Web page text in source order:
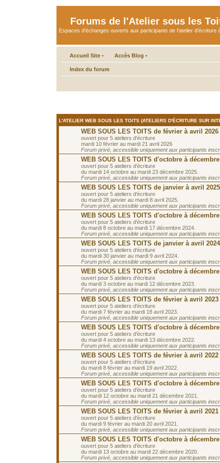
Forums de l'Atelier sous les
Espaces d'échanges ouverts aux participants de l'atelier d'écriture
Accueil Site • Accès Blog •
Index du forum
L'ATELIER WEB SOUS LES TOITS (ATELIERS D'ÉCRITURE SUR
WEB SOUS LES TOITS de février à avril 2026
ouvert pour 5 ateliers d'écriture
mardi 10 février au mardi 21 avril 2026
Forum privé, accessible uniquement aux participants
WEB SOUS LES TOITS d'octobre à décembre
ouvert pour 5 ateliers d'écriture
du mardi 14 octobre au mardi 23 décembre 2025.
Forum privé, accessible uniquement aux participants
WEB SOUS LES TOITS de janvier à avril 2025
ouvert pour 5 ateliers d'écriture
du mardi 28 janvier au mardi 8 avril 2025.
Forum privé, accessible uniquement aux participants
WEB SOUS LES TOITS d'octobre à décembre
ouvert pour 5 ateliers d'écriture
du mardi 8 octobre au mardi 17 décembre 2024.
Forum privé, accessible uniquement aux participants
WEB SOUS LES TOITS de janvier à avril 2024
ouvert pour 5 ateliers d'écriture
du mardi 30 janvier au mardi 9 avril 2024.
Forum privé, accessible uniquement aux participants
WEB SOUS LES TOITS d'octobre à décembre
ouvert pour 5 ateliers d'écriture
du mardi 3 octobre au mardi 12 décembre 2023.
Forum privé, accessible uniquement aux participants
WEB SOUS LES TOITS de février à avril 2023
ouvert pour 5 ateliers d'écriture
du mardi 7 février au mardi 18 avril 2023.
Forum privé, accessible uniquement aux participants
WEB SOUS LES TOITS d'octobre à décembre
ouvert pour 5 ateliers d'écriture
du mardi 4 octobre au mardi 13 décembre 2022.
Forum privé, accessible uniquement aux participants
WEB SOUS LES TOITS de février à avril 2022
ouvert pour 5 ateliers d'écriture
du mardi 8 février au mardi 19 avril 2022.
Forum privé, accessible uniquement aux participants
WEB SOUS LES TOITS d'octobre à décembre
ouvert pour 5 ateliers d'écriture
du mardi 12 octobre au mardi 21 décembre 2021.
Forum privé, accessible uniquement aux participants
WEB SOUS LES TOITS de février à avril 2021
ouvert pour 5 ateliers d'écriture
du mardi 9 février au mardi 20 avril 2021.
Forum privé, accessible uniquement aux participants
WEB SOUS LES TOITS d'octobre à décembre
ouvert pour 5 ateliers d'écriture
du mardi 13 octobre au mardi 22 décembre 2020.
Forum privé, accessible uniquement aux participants